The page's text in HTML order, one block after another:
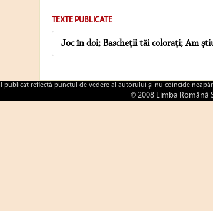
TEXTE PUBLICATE
Joc în doi; Bascheții tăi colorați; Am
publicat reflectă punctul de vedere al autorului şi nu coincide
© 2008 Limba Română